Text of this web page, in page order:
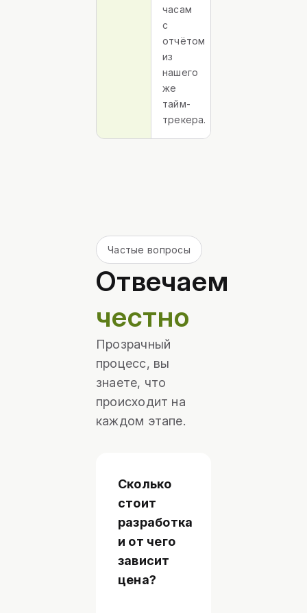
часам
с
отчётом
из
нашего
же
тайм-
трекера.
Частые вопросы
Отвечаем
честно
Прозрачный
процесс, вы
знаете, что
происходит на
каждом этапе.
Сколько
стоит
разработка
и от чего
зависит
цена?